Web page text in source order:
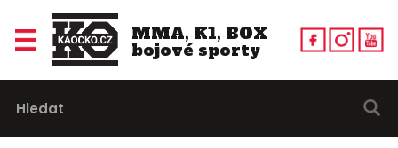
MMA, K1, BOX
bojové sporty